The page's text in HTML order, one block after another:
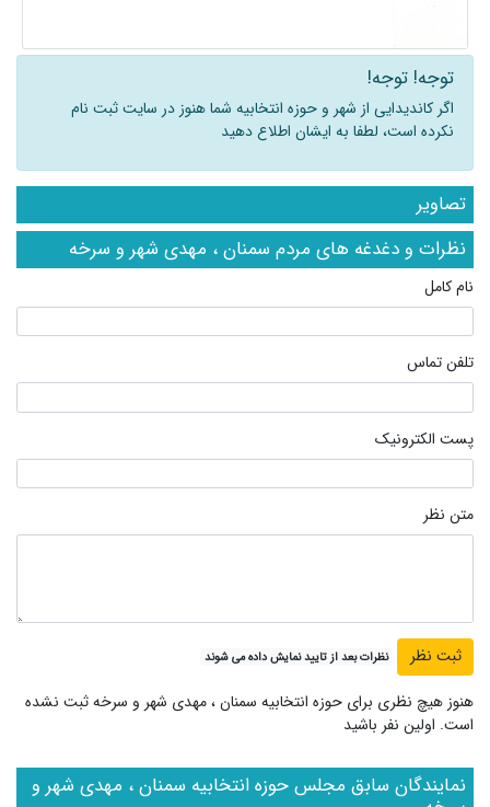
توجه! توجه!
اگر کاندیدایی از شهر و حوزه انتخابیه شما هنوز در سایت ثبت نام
نکرده است، لطفا به ایشان اطلاع دهید
تصاویر
نظرات و دغدغه های مردم سمنان ، مهدی شهر و سرخه
نام کامل
تلفن تماس
پست الکترونیک
متن نظر
نظرات بعد از تایید نمایش داده می شوند
هنوز هیچ نظری برای حوزه انتخابیه سمنان ، مهدی شهر و سرخه ثبت نشده
است. اولین نفر باشید
نمایندگان سابق مجلس حوزه انتخابیه سمنان ، مهدی شهر و